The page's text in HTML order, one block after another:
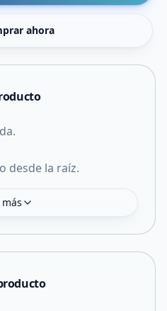
ahora
desde la raíz.